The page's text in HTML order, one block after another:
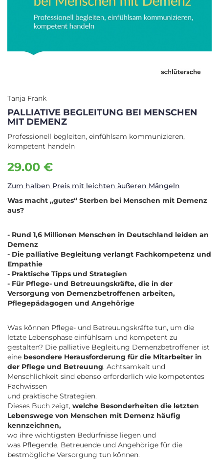
Tanja Frank
PALLIATIVE BEGLEITUNG BEI MENSCHEN
MIT DEMENZ
Professionell begleiten, einfühlsam kommunizieren,
kompetent handeln
29.00 €
Zum halben Preis mit leichten äußeren Mängeln
Was macht „gutes“ Sterben bei Menschen mit Demenz
aus?
- Rund 1,6 Millionen Menschen in Deutschland leiden an
Demenz
- Die palliative Begleitung verlangt Fachkompetenz und
Empathie
- Praktische Tipps und Strategien
- Für Pflege- und Betreuungskräfte, die in der
Versorgung von Demenzbetroffenen arbeiten,
Pflegepädagogen und Angehörige
Was können Pflege- und Betreuungskräfte tun, um die
letzte Lebensphase einfühlsam und kompetent zu
gestalten? Die palliative Begleitung Demenzbetroffener ist
eine besondere Herausforderung für die Mitarbeiter in
der Pflege und Betreuung. Achtsamkeit und
Menschlichkeit sind ebenso erforderlich wie kompetentes
Fachwissen
und praktische Strategien.
Dieses Buch zeigt, welche Besonderheiten die letzten
Lebenswege von Menschen mit Demenz häufig
kennzeichnen,
wo ihre wichtigsten Bedürfnisse liegen und
was Pflegende, Betreuende und Angehörige für die
bestmögliche Versorgung tun können.